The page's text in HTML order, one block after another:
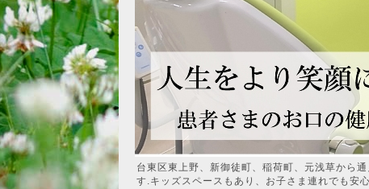
台東区東上野、新御徒町、稲荷町、元浅草から
す.キッズスペースもあり、お子さま連れでも安